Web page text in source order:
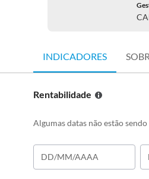
INDICADORES
Rentabilidade
Algumas datas não estão